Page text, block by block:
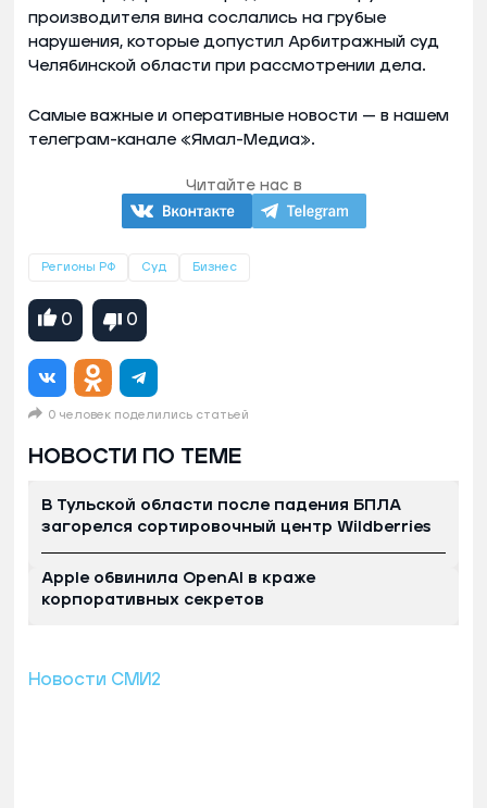
производителя вина сослались на грубые
нарушения, которые допустил Арбитражный суд
Челябинской области при рассмотрении дела.
Самые важные и оперативные новости — в нашем
телеграм-канале «Ямал-Медиа».
Читайте нас в
Регионы РФ Суд Бизнес
0 0
0 человек поделились статьей
НОВОСТИ ПО ТЕМЕ
В Тульской области после падения БПЛА
загорелся сортировочный центр Wildberries
Apple обвинила OpenAI в краже
корпоративных секретов
Новости СМИ2